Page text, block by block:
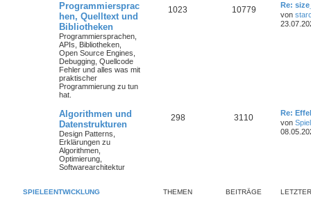
Programmiersprac
hen, Quelltext und
Bibliotheken
Programmiersprachen,
APIs, Bibliotheken,
Open Source Engines,
Debugging, Quellcode
Fehler und alles was mit
praktischer
Programmierung zu tun
hat.
1023 10779
Re:
von
Algorithmen und
Datenstrukturen
Design Patterns,
Erklärungen zu
Algorithmen,
Optimierung,
Softwarearchitektur
298 3110
Re:
von
SPIELEENTWICKLUNG THEMEN BEITRÄGE